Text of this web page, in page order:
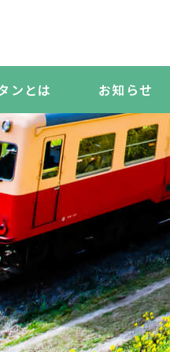
ンとは お知らせ